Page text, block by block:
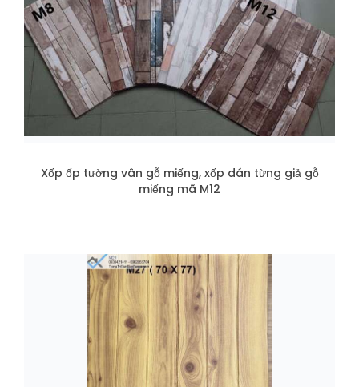
Xốp ốp tường vân gỗ miếng, xốp dán từng giả gỗ
miếng mã M12